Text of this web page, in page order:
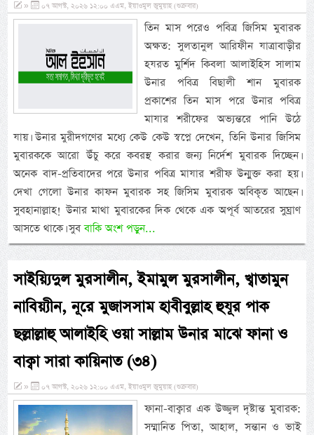
» ০৭ আগস্ট, ২০২৬ ১২:০০ এএম, ইয়াওমুল জুমুয়াহ (শুক্রবার)
তিন মাস পরেও পবিত্র জিসিম মুবারক
অক্ষত: সুলতানুল আরিফীন যাত্রাবাড়ীর
হযরত মুর্শিদ কিবলা আলাইহিস সালাম
উনার পবিত্র বিছালী শান মুবারক
প্রকাশের তিন মাস পরে উনার পবিত্র
মাযার শরীফের অভ্যন্তরে পানি উঠে
যায়। উনার মুরীদগণের মধ্যে কেউ কেউ স্বপ্নে দেখেন, তিনি উনার জিসিম
মুবারককে আরো উঁচু করে কবরস্থ করার জন্য নির্দেশ মুবারক দিচ্ছেন।
অনেক বাদ-প্রতিবাদের পরে উনার পবিত্র মাযার শরীফ উন্মুক্ত করা হয়।
দেখা গেলো উনার কাফন মুবারক সহ জিসিম মুবারক অবিকৃত আছেন।
সুবহানাল্লাহ! উনার মাথা মুবারকের দিক থেকে এক অপূর্ব আতরের সুঘ্রাণ
আসতে থাকে। সুববাকি অংশ পড়ুন...
সাইয়্যিদুল মুরসালীন, ইমামুল মুরসালীন, খ্বাতামুন
নাবিয়্যীন, নূরে মুজাসসাম হাবীবুল্লাহ হুযূর পাক
ছল্লাল্লাহু আলাইহি ওয়া সাল্লাম উনার মাঝে ফানা ও
বাক্বা সারা কায়িনাত (৩৪)
» ০৭ আগস্ট, ২০২৬ ১২:০০ এএম, ইয়াওমুল জুমুয়াহ (শুক্রবার)
ফানা-বাক্বার এক উজ্জ্বল দৃষ্টান্ত মুবারক:
সম্মানিত পিতা, আহাল, সন্তান ও ভাই